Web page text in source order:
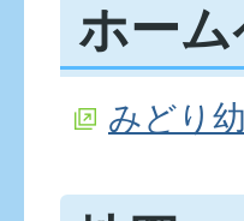
ホー
みどり